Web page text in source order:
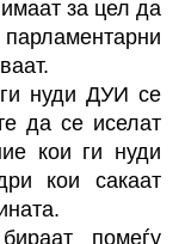
за цел да
нуди ДУИ се
да се иселат
кои ги нуди
кои сакаат
помеѓу